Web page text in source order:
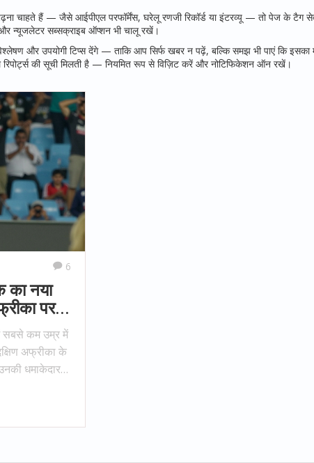
चाहते हैं — जैसे आईपीएल परफॉर्मेंस, घरेलू रणजी रिकॉर्ड या इंटरव्यू — तो पेज के टैग
न्यूजलेटर सब्सक्राइब ऑप्शन भी चालू रखें।
और उपयोगी टिप्स देंगे — ताकि आप सिर्फ खबर न पढ़ें, बल्कि समझ भी पाएं कि
रिपोर्ट्स की सूची मिलती है — नियमित रूप से विज़िट करें और नोटिफिकेशन ऑन रखें।
6
का नया
पर
सबसे कम उम्र में
अफ्रीका के
धमाकेदार
खेले गए
अभिषेक